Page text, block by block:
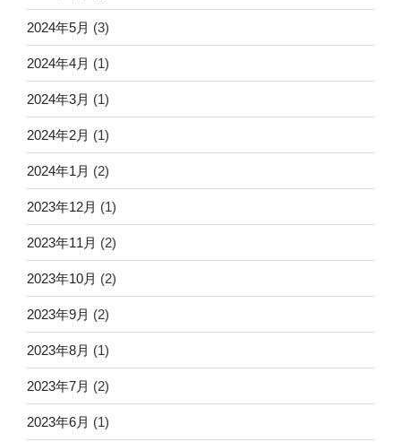
2024年5月 (3)
2024年4月 (1)
2024年3月 (1)
2024年2月 (1)
2024年1月 (2)
2023年12月 (1)
2023年11月 (2)
2023年10月 (2)
2023年9月 (2)
2023年8月 (1)
2023年7月 (2)
2023年6月 (1)